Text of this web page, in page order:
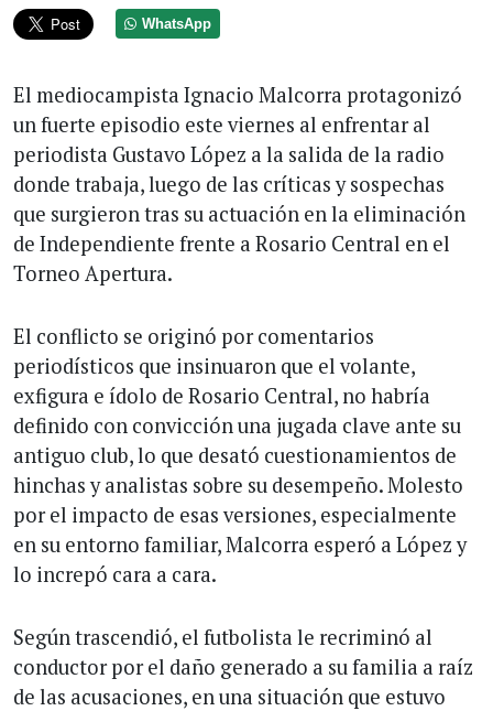
WhatsApp
El mediocampista Ignacio Malcorra protagonizó
un fuerte episodio este viernes al enfrentar al
periodista Gustavo López a la salida de la radio
donde trabaja, luego de las críticas y sospechas
que surgieron tras su actuación en la eliminación
de Independiente frente a Rosario Central en el
Torneo Apertura.
El conflicto se originó por comentarios
periodísticos que insinuaron que el volante,
exfigura e ídolo de Rosario Central, no habría
definido con convicción una jugada clave ante su
antiguo club, lo que desató cuestionamientos de
hinchas y analistas sobre su desempeño. Molesto
por el impacto de esas versiones, especialmente
en su entorno familiar, Malcorra esperó a López y
lo increpó cara a cara.
Según trascendió, el futbolista le recriminó al
conductor por el daño generado a su familia a raíz
de las acusaciones, en una situación que estuvo